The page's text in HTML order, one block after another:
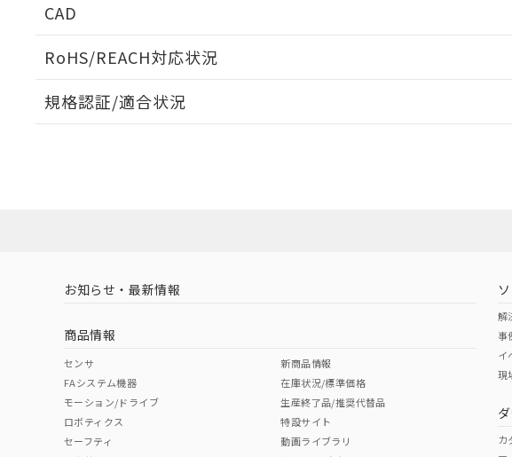
CAD
RoHS/REACH対応状況
EU RoHS 注意事項・凡例
ダウンロード
中国 RoHS 注意事項・凡例
中国 RoHS表
Pb Hg Cr(VI)
規格認証/適合状況
お知らせ・最新情報
商品情報
センサ
FAシステム機器
モーション/ドライブ
ロボティクス
セーフティ
新商品情報
在庫状況/標準価格
生産終了品/推奨代替品
特設サイト
動画ライブラリ
解
事
イ
現
カ